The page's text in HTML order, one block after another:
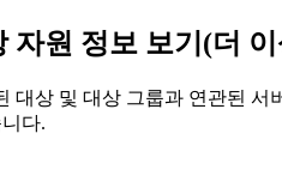
자원 정보 보기(더
대상 및 대상 그룹과 연관된
다.